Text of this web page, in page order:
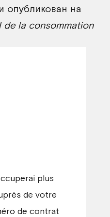
опубликован на
de la consommation
plus
de votre
de contrat